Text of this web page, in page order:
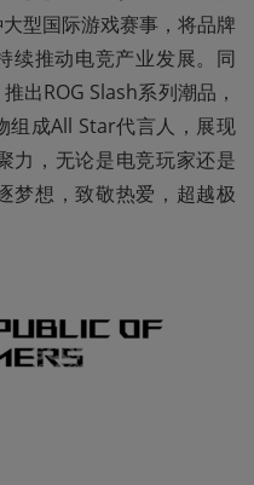
型国际游戏赛事，将品牌
续推动电竞产业发展。同
出ROG Slash系列潮品，
组成All Star代言人，展现
力，无论是电竞玩家还是
梦想，致敬热爱，超越极